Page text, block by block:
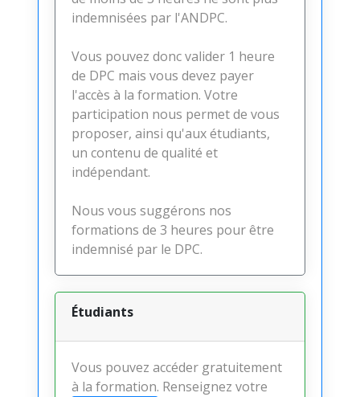
indemnisées par l'ANDPC.
Vous pouvez donc valider 1 heure
de DPC mais vous devez payer
l'accès à la formation. Votre
participation nous permet de vous
proposer, ainsi qu'aux étudiants,
un contenu de qualité et
indépendant.
Nous vous suggérons nos
formations de 3 heures pour être
indemnisé par le DPC.
Étudiants
Vous pouvez accéder gratuitement
à la formation. Renseignez votre